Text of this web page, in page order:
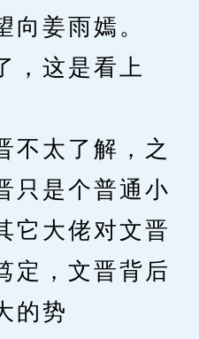
姜雨嫣。
这是看上
太了解，之
只是个普通小
它大佬对文晋
定，文晋背后
的势